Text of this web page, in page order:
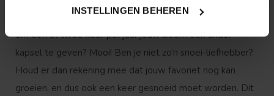
INSTELLINGEN BEHEREN
niet. Heb je groene vingers en vind je het geen probleem
om een of twee keer per jaar jouw boom een ander
kapsel te geven? Mooi! Ben je niet zo’n snoei-liefhebber?
Houd er dan rekening mee dat jouw favoriet nog kan
groeien, en dus ook een keer gesnoeid moet worden. Dit